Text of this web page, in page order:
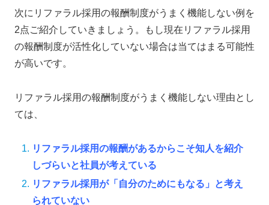
次にリファラル採用の報酬制度がうまく機能しない例を
2点ご紹介していきましょう。もし現在リファラル採用
の報酬制度が活性化していない場合は当てはまる可能性
が高いです。
リファラル採用の報酬制度がうまく機能しない理由とし
ては、
リ ファラル採用の報酬があるからこそ知人を紹介
しづらいと社員が考えている
リファラル採用が「自分のためにもなる」と考え
られていない